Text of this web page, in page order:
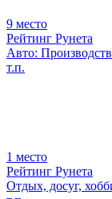
9 место
Рейтинг Рунета
Авто:
т.п.
1 место
Рейтинг Рунета
Отдых, досуг,